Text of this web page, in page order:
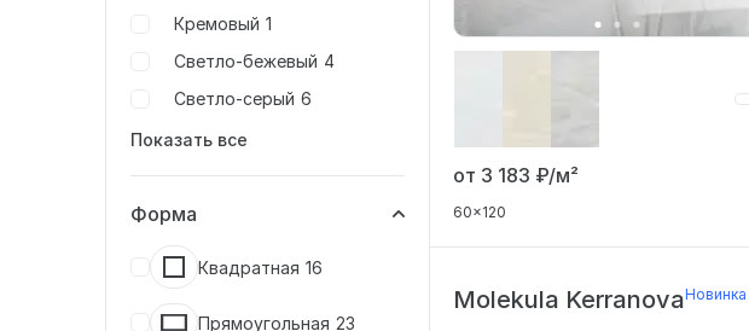
Кремовый 1
Светло-бежевый 4
Светло-серый 6
Показать все
Форма
Квадратная 16
Прямоугольная 23
от 3 183 ₽/м²
60x120
Molekula KerranovaНовинка